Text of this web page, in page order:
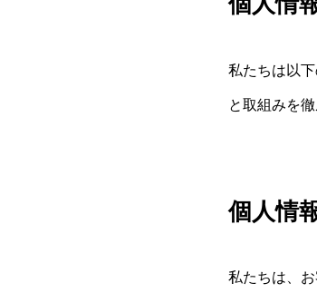
私たちは以
と取組みを
個人情
私たちは、